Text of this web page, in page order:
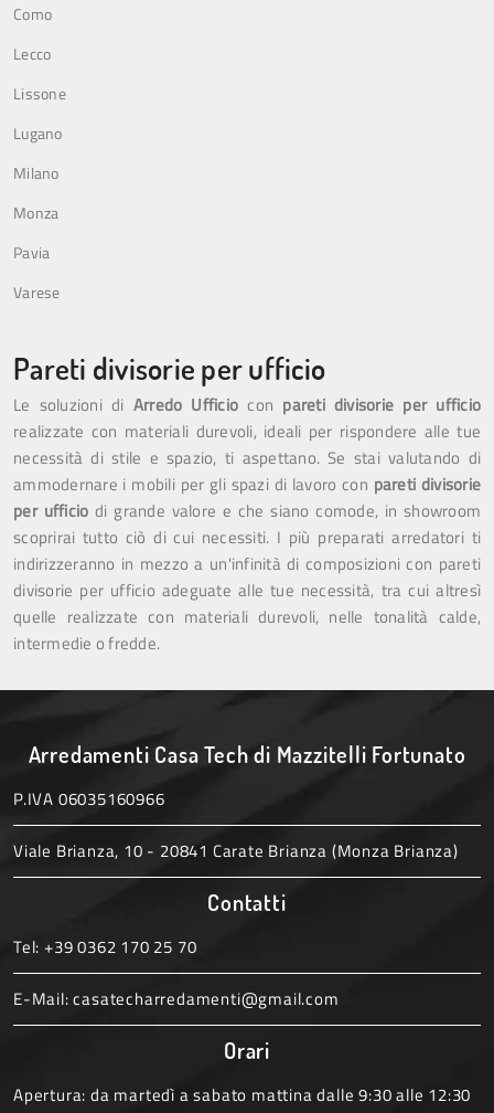
Como
Lecco
Lissone
Lugano
Milano
Monza
Pavia
Varese
Pareti divisorie per ufficio
Le soluzioni di Arredo Ufficio con pareti divisorie per ufficio
realizzate con materiali durevoli, ideali per rispondere alle tue
necessità di stile e spazio, ti aspettano. Se stai valutando di
ammodernare i mobili per gli spazi di lavoro con pareti divisorie
per ufficio di grande valore e che siano comode, in showroom
scoprirai tutto ciò di cui necessiti. I più preparati arredatori ti
indirizzeranno in mezzo a un'infinità di composizioni con pareti
divisorie per ufficio adeguate alle tue necessità, tra cui altresì
quelle realizzate con materiali durevoli, nelle tonalità calde,
intermedie o fredde.
Arredamenti Casa Tech di Mazzitelli Fortunato
P.IVA 06035160966
Viale Brianza, 10 - 20841 Carate Brianza (Monza Brianza)
Contatti
Tel: +39 0362 170 25 70
E-Mail:casatecharredamenti@gmail.com
Orari
Apertura: da martedì a sabato mattina dalle 9:30 alle 12:30